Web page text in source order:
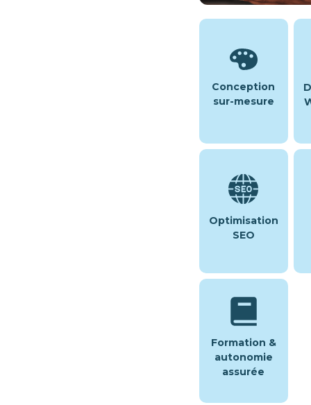
Conception
sur-mesure
Optimisation
SEO
Formation &
autonomie
assurée